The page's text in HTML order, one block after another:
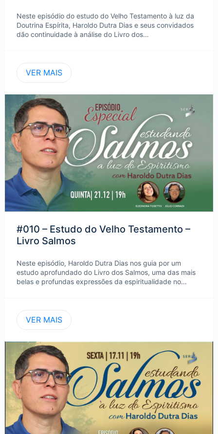
Neste episódio do estudo do Velho Testamento à luz da
Doutrina Espírita, Haroldo Dutra Dias e seus convidados
dão continuidade à análise do Livro dos…
VER MAIS
#010 – Estudo do Velho Testamento –
Livro Salmos
Neste episódio, Haroldo Dutra Dias nos guia por um
estudo aprofundado do Livro dos Salmos, uma das mais
belas e profundas expressões da espiritualidade no…
VER MAIS